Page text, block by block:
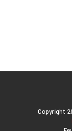
Copyright